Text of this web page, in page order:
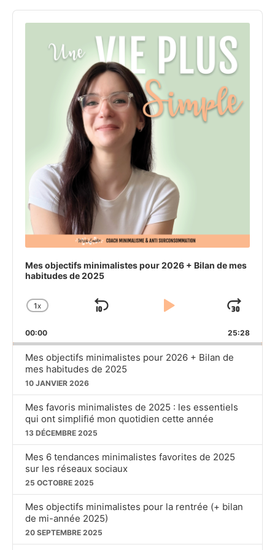
Audio
Player
Mes objectifs minimalistes pour 2026 + Bilan de mes
habitudes de 2025
CHANGE
RATE
1X
SKIP
PLAY
PAUSE
00:00 25:28
Mes objectifs minimalistes pour 2026 + Bilan de
mes habitudes de 2025
10 JANVIER 2026
Mes favoris minimalistes de 2025 : les essentiels
qui ont simplifié mon quotidien cette année
13 DÉCEMBRE 2025
Mes 6 tendances minimalistes favorites de 2025
sur les réseaux sociaux
25 OCTOBRE 2025
Mes objectifs minimalistes pour la rentrée (+ bilan
de mi-année 2025)
20 SEPTEMBRE 2025